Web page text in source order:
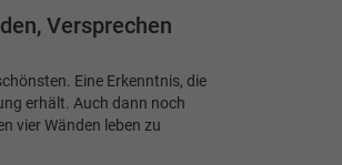
­Versprechen
Eine Erkenntnis, die
erhält. Auch dann noch
vier Wänden leben zu